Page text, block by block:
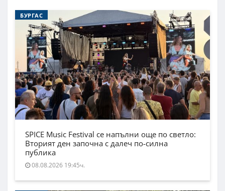
БУРГАС
SPICE Music Festival се напълни още по светло:
Вторият ден започна с далеч по-силна
публика
08.08.2026 19:45ч.